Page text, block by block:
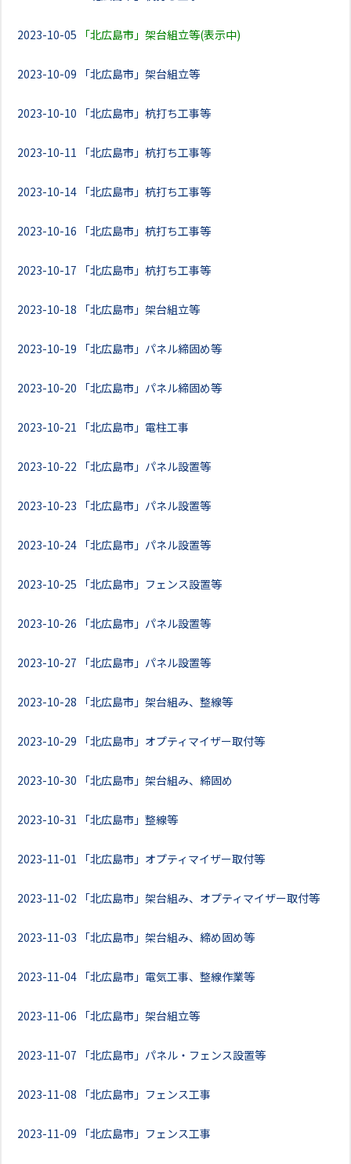
2023-10-05 「北広島市」架台組立等(表示中)
2023-10-09 「北広島市」架台組立等
2023-10-10 「北広島市」杭打ち工事等
2023-10-11 「北広島市」杭打ち工事等
2023-10-14 「北広島市」杭打ち工事等
2023-10-16 「北広島市」杭打ち工事等
2023-10-17 「北広島市」杭打ち工事等
2023-10-18 「北広島市」架台組立等
2023-10-19 「北広島市」パネル締固め等
2023-10-20 「北広島市」パネル締固め等
2023-10-21 「北広島市」電柱工事
2023-10-22 「北広島市」パネル設置等
2023-10-23 「北広島市」パネル設置等
2023-10-24 「北広島市」パネル設置等
2023-10-25 「北広島市」フェンス設置等
2023-10-26 「北広島市」パネル設置等
2023-10-27 「北広島市」パネル設置等
2023-10-28 「北広島市」架台組み、整線等
2023-10-29 「北広島市」オプティマイザー取付等
2023-10-30 「北広島市」架台組み、締固め
2023-10-31 「北広島市」整線等
2023-11-01 「北広島市」オプティマイザー取付等
2023-11-02 「北広島市」架台組み、オプティマイザー取付等
2023-11-03 「北広島市」架台組み、締め固め等
2023-11-04 「北広島市」電気工事、整線作業等
2023-11-06 「北広島市」架台組立等
2023-11-07 「北広島市」パネル・フェンス設置等
2023-11-08 「北広島市」フェンス工事
2023-11-09 「北広島市」フェンス工事